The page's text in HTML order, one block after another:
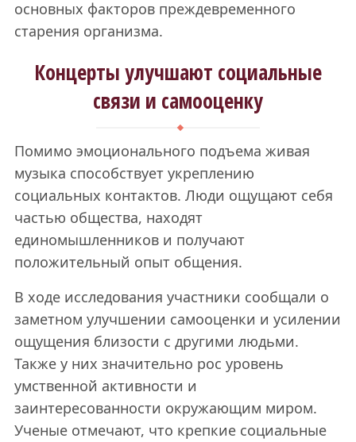
основных факторов преждевременного
старения организма.
Концерты улучшают социальные
связи и самооценку
Помимо эмоционального подъема живая
музыка способствует укреплению
социальных контактов. Люди ощущают себя
частью общества, находят
единомышленников и получают
положительный опыт общения.
В ходе исследования участники сообщали о
заметном улучшении самооценки и усилении
ощущения близости с другими людьми.
Также у них значительно рос уровень
умственной активности и
заинтересованности окружающим миром.
Ученые отмечают, что крепкие социальные